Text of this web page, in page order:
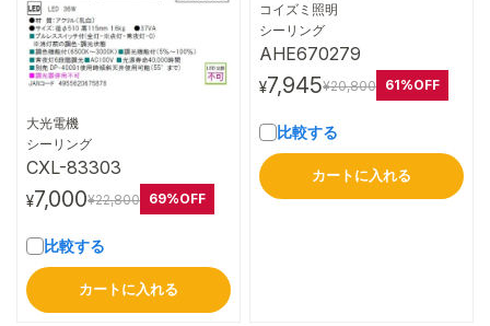
大光電機
シーリング
CXL-83303
¥7,000¥22,800 69%OFF
比較する
カートに入れる
コイズミ照明
シーリング
AHE670279
¥7,945¥20,800 61%OFF
比較する
カートに入れる